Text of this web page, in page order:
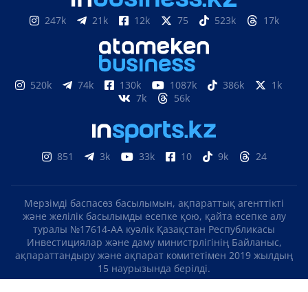
247k 21k 12k 75 523k 17k
520k 74k 130k 1087k 386k
1k
7k
56k
851 3k 33k 10 9k 24
Мерзімді баспасөз басылымын, ақпараттық агенттікті
және желілік басылымды есепке қою, қайта есепке алу
туралы №17614-АА куәлік Қазақстан Республикасы
Инвестициялар және даму министрлігінің Байланыс,
ақпараттандыру және ақпарат комитетімен 2019 жылдың
15 наурызында берілді.